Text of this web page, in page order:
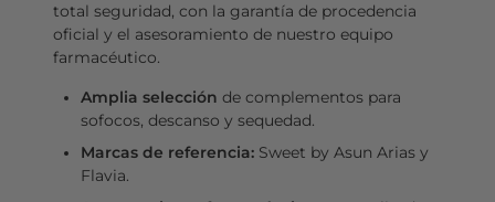
total seguridad, con la garantía de procedencia
oficial y el asesoramiento de nuestro equipo
farmacéutico.
Amplia selección de complementos para
sofocos, descanso y sequedad.
Marcas de referencia:Sweet by Asun Arias y
Flavia.